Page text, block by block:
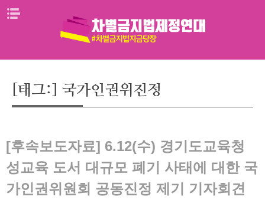
Skip
[태그:] 국가인권위진정
[후속보도자료] 6.12(수) 경기도교육청
성교육 도서 대규모 폐기 사태에 대한 국
가인권위원회 공동진정 제기 기자회견